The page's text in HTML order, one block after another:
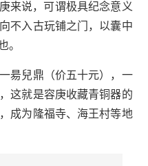
来说，可谓极具纪念意义
不入古玩铺之门，以囊中
。
昜兒鼎（价五十元），一
这就是容庚收藏青铜器的
成为隆福寺、海王村等地